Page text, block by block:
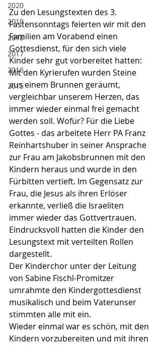
2020
2019
2018
2017
2016
2015
Zu den Lesungstexten des 3.
Fastensonntags feierten wir mit den
Familien am Vorabend einen
Gottesdienst, für den sich viele
Kinder sehr gut vorbereitet hatten:
Mit den Kyrierufen wurden Steine
aus einem Brunnen geräumt,
vergleichbar unserem Herzen, das
immer wieder einmal frei gemacht
werden soll. Wofür? Für die Liebe
Gottes - das arbeitete Herr PA Franz
Reinhartshuber in seiner Ansprache
zur Frau am Jakobsbrunnen mit den
Kindern heraus und wurde in den
Fürbitten vertieft. Im Gegensatz zur
Frau, die Jesus als ihren Erlöser
erkannte, verließ die Israeliten
immer wieder das Gottvertrauen.
Eindrucksvoll hatten die Kinder den
Lesungstext mit verteilten Rollen
dargestellt.
Der Kinderchor unter der Leitung
von Sabine Fischl-Promitzer
umrahmte den Kindergottesdienst
musikalisch und beim Vaterunser
stimmten alle mit ein.
Wieder einmal war es schön, mit den
Kindern vorzubereiten und mit ihren